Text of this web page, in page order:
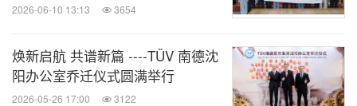
2026-06-10 13:13 3654
焕新启航 共谱新篇 ----TÜV 南德沈
阳办公室乔迁仪式圆满举行
2026-05-26 17:00 3122